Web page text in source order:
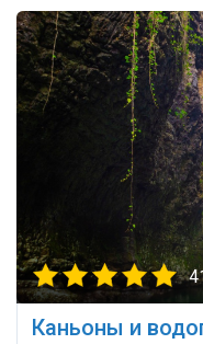
Каньоны и